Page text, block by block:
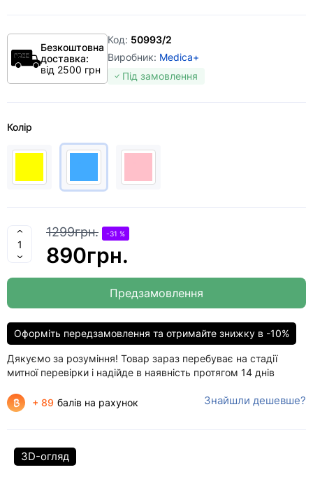
Безкоштовна
доставка:
від 2500 грн
Код: 50993/2
Виробник: Medica+
Під замовлення
Колір
1299грн. -31 %
890грн.
Предзамовлення
Оформіть передзамовлення та отримайте знижку в -10%
Дякуємо за розуміння! Товар зараз перебуває на стадії
митної перевірки і надійде в наявність протягом 14 днів
+ 89 балів на рахунок Знайшли дешевше?
3D-огляд